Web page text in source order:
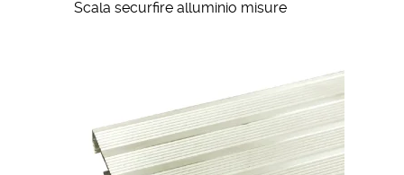
Scala securfire alluminio misure